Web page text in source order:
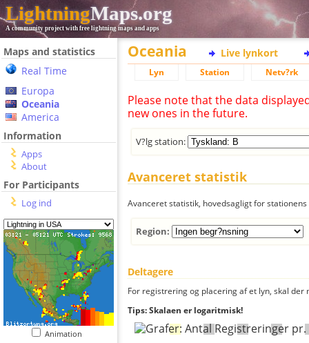
LightningMaps.org
A community project with free lightning maps and apps
Maps and statistics
Real Time
Europa
Oceania
America
Information
Apps
About
For Participants
Log ind
Animation
Oceania Live lynkort
Lyn Station Netv?rk
Please note that the data
new ones in the future.
V?lg station:
Avanceret statistik
Avanceret statistik, hovedsagligt for
Region:
Deltagere
For registrering og placering af et lyn, skal
Tips: Skalaen er logaritmisk!